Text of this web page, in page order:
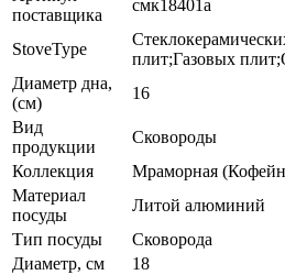
поставщика
смк18401а
StoveType
плит;Газовых
Диаметр дна,
(см)
16
Вид
продукции
Сковороды
Коллекция
Мраморная
Материал
посуды
Литой алюминий
Тип посуды
Сковорода
Диаметр, см
18